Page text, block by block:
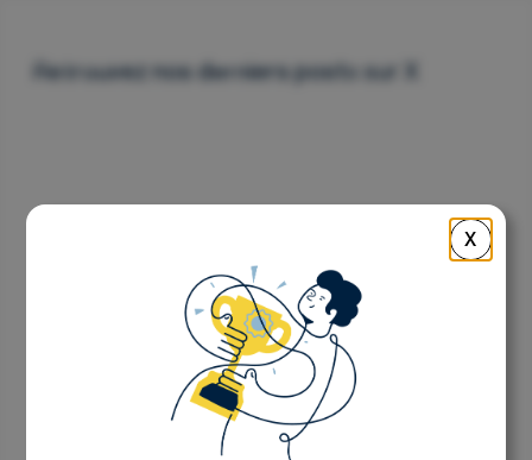
Retrouvez nos derniers posts sur X
X